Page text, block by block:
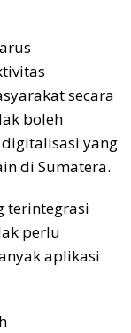
secara
boleh
yang
di Sumatera.
terintegrasi
perlu
aplikasi